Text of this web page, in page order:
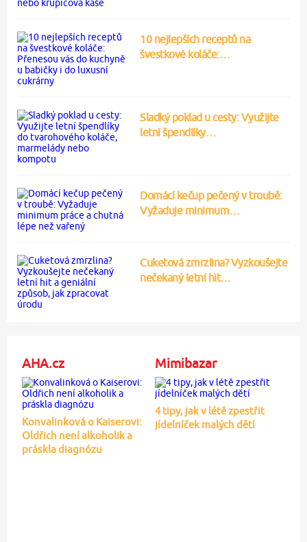
10 nejlepších receptů na
švestkové koláče:…
Sladký poklad u cesty: Využijte
letní špendlíky…
Domácí kečup pečený v troubě:
Vyžaduje minimum…
Cuketová zmrzlina? Vyzkoušejte
nečekaný letní hit…
AHA.cz
Konvalinková o Kaiserovi:
Oldřich není alkoholik a
práskla diagnózu
Mimibazar
4 tipy, jak v létě zpestřit
jídelníček malých dětí